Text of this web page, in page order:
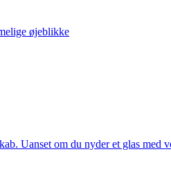
øjeblikke
Uanset om du nyder et glas